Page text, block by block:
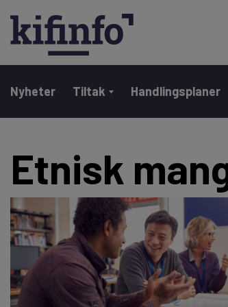
hovedinnhold
Main navigation
Nyheter Tiltak Handlingsplaner
Etnisk